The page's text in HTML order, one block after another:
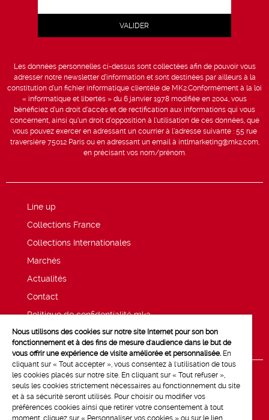
Les données personnelles ci-dessus sont collectées afin de pouvoir vous
adresser notre newsletter d’information et sont destinées par ailleurs à la
constitution d’un fichier informatique clientèle de MK2.Conformément à la loi
« informatique et libertés » du 6 janvier 1978 modifiée en 2004, vous
bénéficiez d’un droit d’accès et de rectification aux informations qui vous
concernent, ainsi qu’un droit d’opposition à l’utilisation de ces données, que
vous pouvez exercer en adressant un courrier à l’adresse suivante : 55 rue
traversière 75012 Paris ou en adressant un email à intlmarketing@mk2.com,
en précisant vos nom/prénom.
Line up
Collections France
Collections Internationales
Marchés
Actualités
Contact
Politique de confidentialité mk2
Mentions légales
Nous utilisons des cookies sur notre site Internet pour son bon
fonctionnement et à des fins de mesure d'audience dans le but de
vous offrir une expérience de visite améliorée et personnalisée. En
cliquant sur « Tout accepter », vous consentez à l'utilisation de tous
les cookies placés sur notre site. En cliquant sur « Tout refuser »,
seuls les cookies strictement nécessaires au fonctionnement du site
et à sa sécurité seront utilisés. Pour choisir ou modifier vos
préférences cookies ainsi que retirer votre consentement à tout
moment, cliquez sur « Personnaliser vos cookies » ou sur le lien